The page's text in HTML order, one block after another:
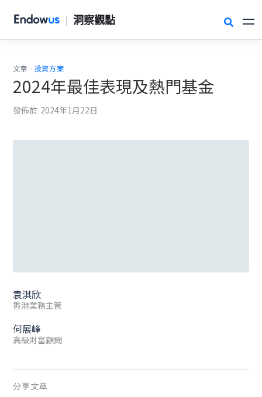
| 洞察觀點 
文章 . 投資方案
2024年最佳表現及熱門基金
發佈於 2024年1月22日
袁淇欣
香港業務主管
何展峰
高級財富顧問
分享文章